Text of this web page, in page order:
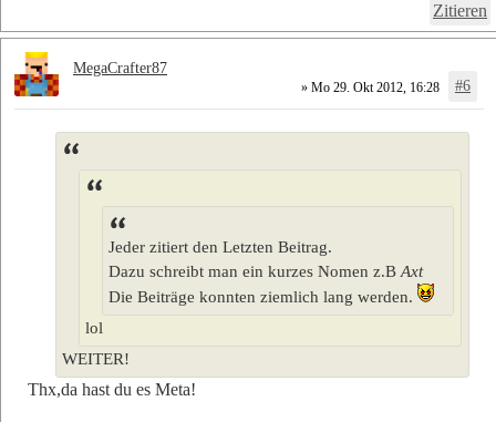
Zitieren
» Mo 29. Okt 2012, 16:28 #6
Jeder zitiert den Letzten Beitrag.
Dazu schreibt man ein kurzes Nomen z.B Axt
Die Beiträge konnten ziemlich lang werden.
lol
WEITER!
Thx,da hast du es Meta!
MegaCrafter87